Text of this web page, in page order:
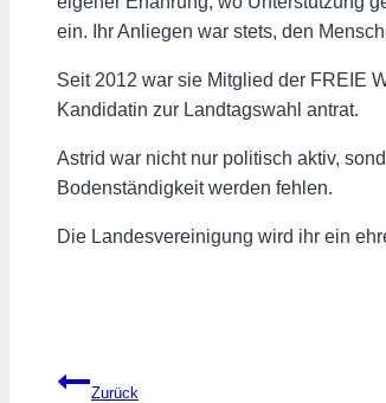
ein. Ihr Anliegen war stets, den
Seit 2012 war sie Mitglied der FREIE
Kandidatin zur Landtagswahl antrat.
Astrid war nicht nur politisch aktiv,
Bodenständigkeit werden fehlen.
Die Landesvereinigung wird ihr ein
Beitragsnavigation
Zurück